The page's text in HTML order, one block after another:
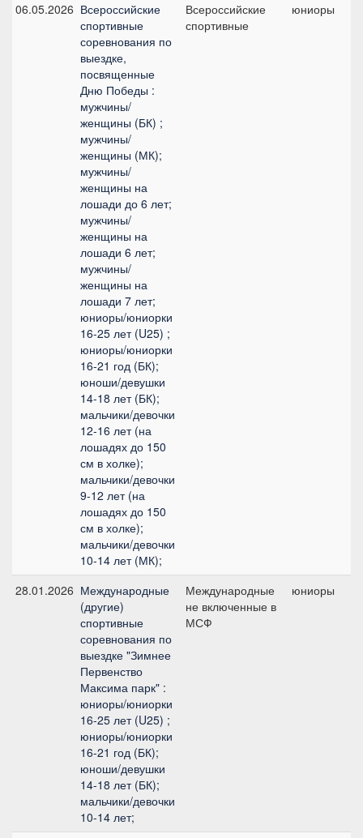
06.05.2026 Всероссийские
спортивные
соревнования по
выездке,
посвященные
Дню Победы :
мужчины/
женщины (БК) ;
мужчины/
женщины (МК);
мужчины/
женщины на
лошади до 6 лет;
мужчины/
женщины на
лошади 6 лет;
мужчины/
женщины на
лошади 7 лет;
юниоры/юниорки
16-25 лет (U25) ;
юниоры/юниорки
16-21 год (БК);
юноши/девушки
14-18 лет (БК);
мальчики/девочки
12-16 лет (на
лошадях до 150
см в холке);
мальчики/девочки
9-12 лет (на
лошадях до 150
см в холке);
мальчики/девочки
10-14 лет (МК);
Всероссийские
спортивные
юниоры
28.01.2026 Международные
(другие)
спортивные
соревнования по
выездке "Зимнее
Первенство
Максима парк" :
юниоры/юниорки
16-25 лет (U25) ;
юниоры/юниорки
16-21 год (БК);
юноши/девушки
14-18 лет (БК);
мальчики/девочки
10-14 лет;
Международные
не включенные в
МСФ
юниоры